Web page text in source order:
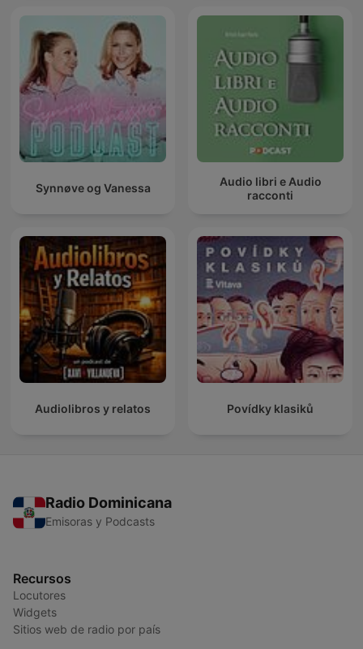
Synnøve og Vanessa
Audio libri e Audio
racconti
Audiolibros y relatos Povídky klasiků
Radio Dominicana
Emisoras y Podcasts
Recursos
Locutores
Widgets
Sitios web de radio por país